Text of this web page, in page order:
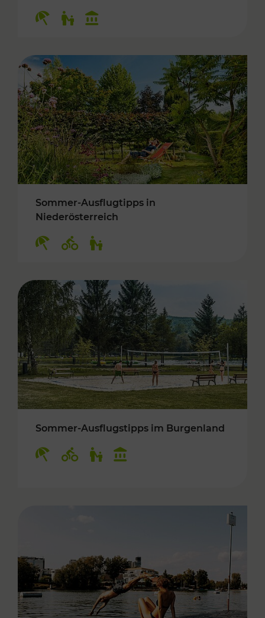
Sommer-Ausflugtipps in
Niederösterreich
Sommer-Ausflugstipps im Burgenland